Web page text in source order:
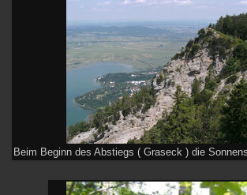
Beim Beginn des Abstiegs ( Graseck ) die